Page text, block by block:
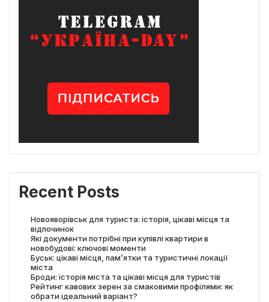
Recent Posts
Новояворівськ для туриста: історія, цікаві місця та
відпочинок
Які документи потрібні при купівлі квартири в
новобудові: ключові моменти
Буськ: цікаві місця, пам’ятки та туристичні локації
міста
Броди: історія міста та цікаві місця для туристів
Рейтинг кавових зерен за смаковими профілями: як
обрати ідеальний варіант?